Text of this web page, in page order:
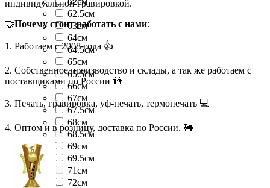
62.5см
63см
64см
64.5см
65см
65.5см
66см
67см
67.5см
68см
68.5см
69см
69.5см
71см
72см
индивидуальной гравировкой.
🤝Почему стоит работать с нами:
1. Работаем с 2008 года 👍
2. Собственное производство и склады, а так же работаем с
поставщиками по России 👬
3. Печать, гравировка, уф-печать, термопечать 💻
4. Оптом и в розницу, доставка по России. 🚂